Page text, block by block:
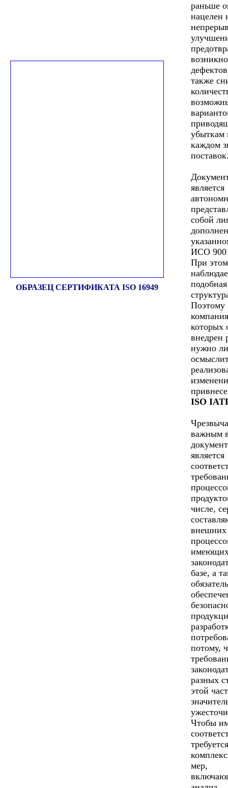
ОБРАЗЕЦ СЕРТИФИКАТА ISO 16949
раньше
нацелен
также
убыткам
каждом
является
собой
ИСО
При
Поэтому
которых
внедрен
нужно
ISO
важным
является
числе,
внешних
базе, а
потому,
разных
этой
Чтобы
требуется
мер,